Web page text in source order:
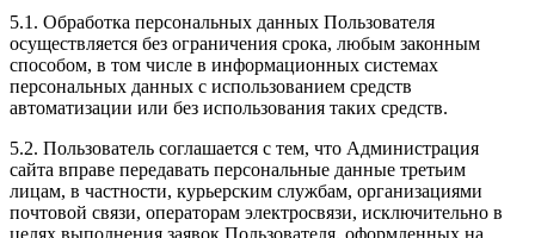
5.1. Обработка персональных данных Пользователя
осуществляется без ограничения срока, любым законным
способом, в том числе в информационных системах
персональных данных с использованием средств
автоматизации или без использования таких средств.
5.2. Пользователь соглашается с тем, что Администрация
сайта вправе передавать персональные данные третьим
лицам, в частности, курьерским службам, организациями
почтовой связи, операторам электросвязи, исключительно в
целях выполнения заявок Пользователя, оформленных на